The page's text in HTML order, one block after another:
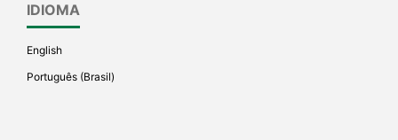
IDIOMA
English
Português (Brasil)